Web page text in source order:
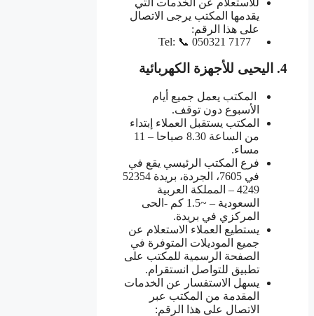
يقدمها المكتب يرجى الاتصال
على هذا الرقم:
4
. اليحيى للأجهزة الكهربائية
المكتب يعمل جميع أيام
الأسبوع دون توقف.
المكتب يستقبل العملاء إبتداء
من الساعة 8.30 صباحا – 11
مساء.
فرع المكتب الرئيسي يقع في
في 7605، الجردة، بريدة 52354
4249 – المملكة العربية
السعودية – ~1.5 كم -الحى
المركزي في بريدة.
يستطيع العملاء الاستعلام عن
جميع الموديلات المتوفرة في
الصفحة الرسمية للمكتب على
تطبيق للتواصل انستقرام.
يسهل الاستفسار عن الخدمات
المقدمة من المكتب عبر
الاتصال على هذا الرقم: